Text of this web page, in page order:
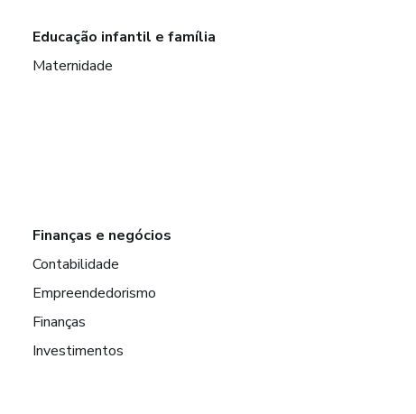
Educação infantil e família
Maternidade
Finanças e negócios
Contabilidade
Empreendedorismo
Finanças
Investimentos